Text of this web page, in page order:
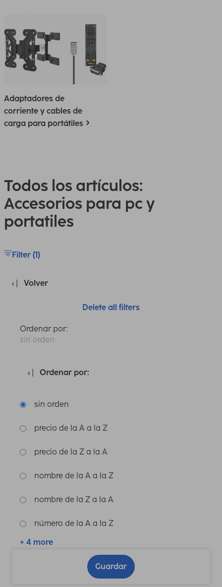
Adaptadores de
corriente y cables de
carga para portátiles
Todos los artículos:
Accesorios para pc y
portatiles
Filter (1)
Volver
Delete all filters
Ordenar por:
sin orden
Ordenar por:
sin orden
precio de la A a la Z
precio de la Z a la A
nombre de la A a la Z
nombre de la Z a la A
número de la A a la Z
+ 4 more
Guardar